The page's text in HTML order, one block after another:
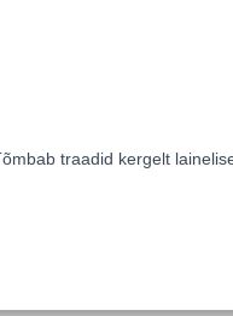
traadid kergelt